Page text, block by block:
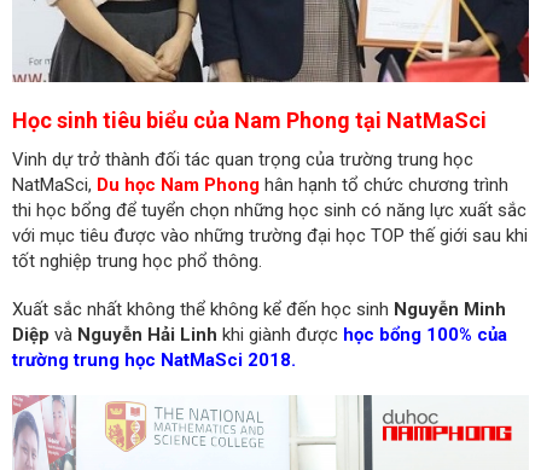
Học sinh tiêu biểu của Nam Phong tại NatMaSci
Vinh dự trở thành đối tác quan trọng của trường trung học
NatMaSci, Du học Nam Phong hân hạnh tổ chức chương trình
thi học bổng để tuyển chọn những học sinh có năng lực xuất sắc
với mục tiêu được vào những trường đại học TOP thế giới sau khi
tốt nghiệp trung học phổ thông.
Xuất sắc nhất không thể không kể đến học sinh Nguyễn Minh
Diệp và Nguyễn Hải Linh khi giành được học bổng 100% của
trường trung học NatMaSci 2018.